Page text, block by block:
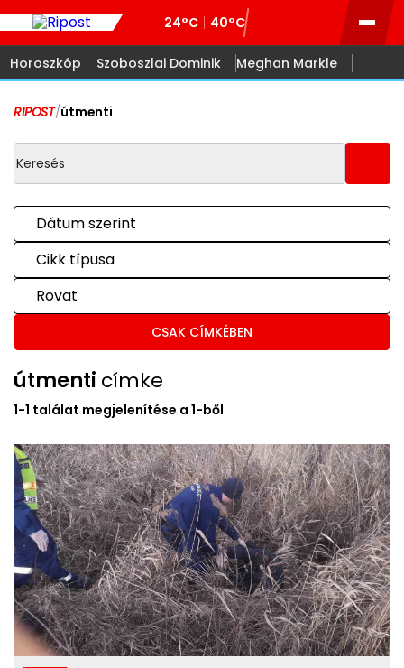
24°C 40°C
Horoszkóp Szoboszlai Dominik Meghan Markle
RIPOST/útmenti
Dátum szerint
Cikk típusa
Rovat
CSAK CÍMKÉBEN
útmenti címke
1-1 találat megjelenítése a 1-ből